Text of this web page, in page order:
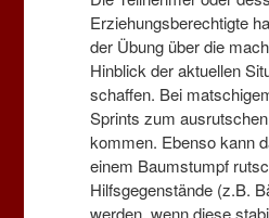
Haftungsausschluss
Datenschutzerklärung
Vereinsangebote
Erziehungsberechtigte
der Übung über die
Hinblick der aktuellen
schaffen. Bei
Sprints zum
kommen. Ebenso kann
einem Baumstumpf
Hilfsgegenstände (z.B.
werden, wenn diese